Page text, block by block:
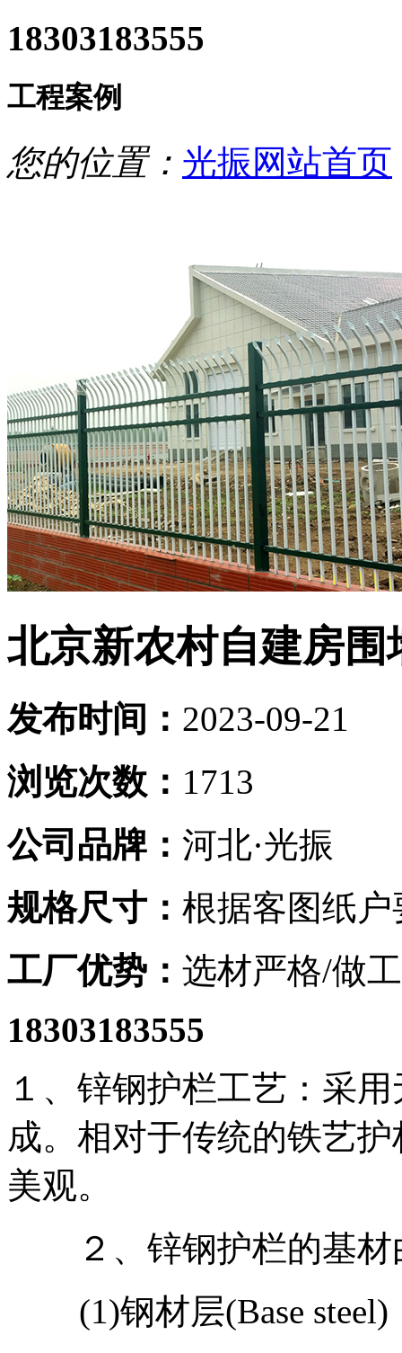
18303183555
工程案例
您的位置： 光振网站首页
北京新农村自建房
发布时间： 2023-09-21
浏览次数： 1713
公司品牌： 河北·光振
规格尺寸： 根据客图纸
工厂优势： 选材严格/做
18303183555
１、锌钢护栏工艺：采
成。相对于传统的铁艺
美观。
２、锌钢护栏的基材
(1)钢材层(Base steel)